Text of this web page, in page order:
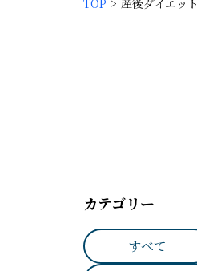
TOP 産後ダイエット
カテゴリー
すべて